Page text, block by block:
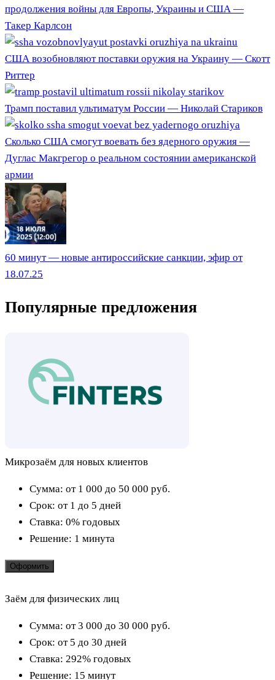
продолжения войны для Европы, Украины и США —
Такер Карлсон
США возобновляют поставки оружия на Украину — Скотт
Риттер
Трамп поставил ультиматум России — Николай Стариков
Сколько США смогут воевать без ядерного оружия —
Дуглас Макгрегор о реальном состоянии американской
армии
60 минут — новые антироссийские санкции, эфир от
18.07.25
Популярные предложения
Микрозаём для новых клиентов
Сумма: от 1 000 до 50 000 руб.
Срок: от 1 до 5 дней
Ставка: 0% годовых
Решение: 1 минута
Оформить
Заём для физических лиц
Сумма: от 3 000 до 30 000 руб.
Срок: от 5 до 30 дней
Ставка: 292% годовых
Решение: 15 минут